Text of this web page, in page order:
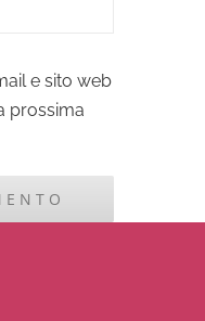
e sito web
prossima